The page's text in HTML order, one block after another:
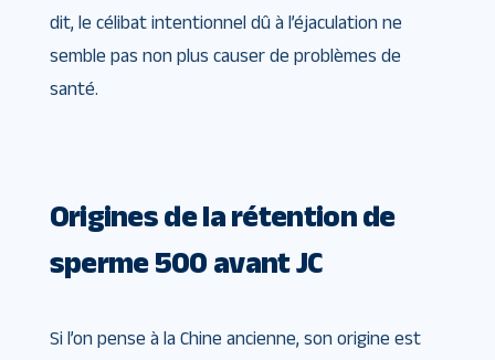
dit, le célibat intentionnel dû à l’éjaculation ne
semble pas non plus causer de problèmes de
santé.
Origines de la rétention de
sperme 500 avant JC
Si l’on pense à la Chine ancienne, son origine est